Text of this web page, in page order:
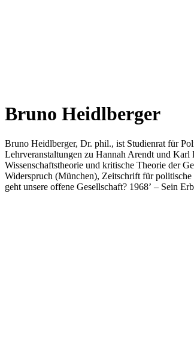
Bruno Heidlberger
Bruno Heidlber­ger, Dr. phil., ist Stu­di­en­rat für
Lehrveranstaltungen zu Hannah Arendt und
Wissenschaftstheorie und kritische Theorie der
Widerspruch (München), Zeitschrift für
geht unsere offene Gesellschaft? 1968’ – Sein